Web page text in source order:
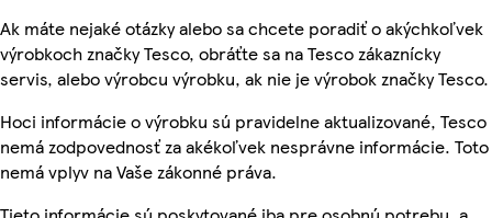
Ak máte nejaké otázky alebo sa chcete poradiť o akýchkoľvek
výrobkoch značky Tesco, obráťte sa na Tesco zákaznícky
servis, alebo výrobcu výrobku, ak nie je výrobok značky Tesco.
Hoci informácie o výrobku sú pravidelne aktualizované, Tesco
nemá zodpovednosť za akékoľvek nesprávne informácie. Toto
nemá vplyv na Vaše zákonné práva.